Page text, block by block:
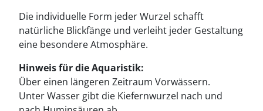
Die individuelle Form jeder Wurzel schafft
natürliche Blickfänge und verleiht jeder Gestaltung
eine besondere Atmosphäre.
Hinweis für die Aquaristik:
Über einen längeren Zeitraum Vorwässern.
Unter Wasser gibt die Kiefernwurzel nach und